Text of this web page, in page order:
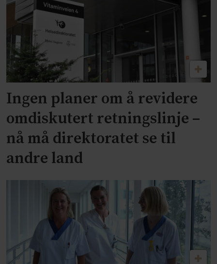
Ingen planer om å revidere
omdiskutert retningslinje –
nå må direktoratet se til
andre land